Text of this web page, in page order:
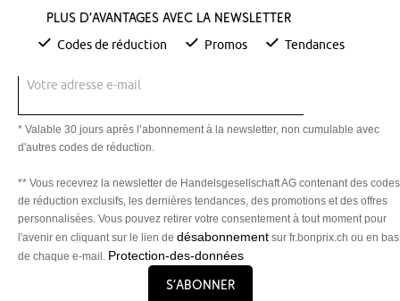
Plus d’avantages avec la newsletter
Codes de réduction Promos Tendances
Votre adresse e-mail
* Valable 30 jours après l’abonnement à la newsletter, non cumulable avec
d'autres codes de réduction.
** Vous recevrez la newsletter de Handelsgesellschaft AG contenant des codes
de réduction exclusifs, les dernières tendances, des promotions et des offres
personnalisées. Vous pouvez retirer votre consentement à tout moment pour
l'avenir en cliquant sur le lien de désabonnement sur fr.bonprix.ch ou en bas
de chaque e-mail. Protection-des-données
S’abonner